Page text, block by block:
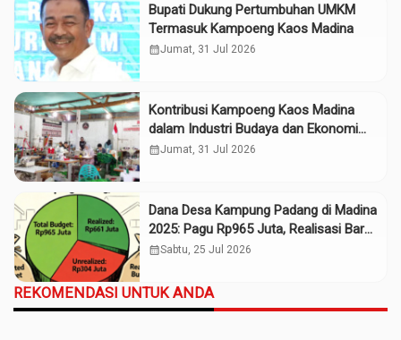
Bupati Dukung Pertumbuhan UMKM
Termasuk Kampoeng Kaos Madina
calendar_monthJumat, 31 Jul 2026
Kontribusi Kampoeng Kaos Madina
dalam Industri Budaya dan Ekonomi
Daerah
calendar_monthJumat, 31 Jul 2026
Dana Desa Kampung Padang di Madina
2025: Pagu Rp965 Juta, Realisasi Baru
Rp661 Juta
calendar_monthSabtu, 25 Jul 2026
REKOMENDASI UNTUK ANDA